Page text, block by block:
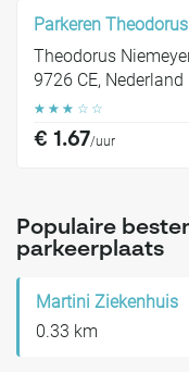
Parkeren
Theodorus
9726 CE, Nederland
☆ ☆ ☆ ☆ ☆
€ 1.67/uur
Populaire
parkeerplaats
Martini Ziekenhuis
0.33 km